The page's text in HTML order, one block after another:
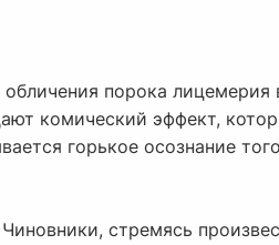
порока лицемерия
комический эффект,
горькое осознание
стремясь